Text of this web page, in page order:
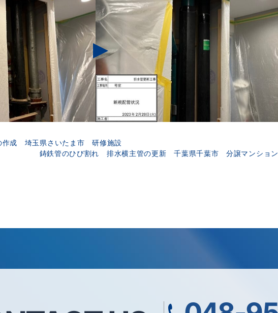
作成 埼玉県さいたま市 研修施設
鋳鉄管のひび割れ 排水横主管の更新 千葉県千葉市 分譲マンション